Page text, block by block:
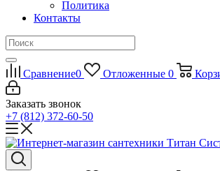
Политика
Контакты
Сравнение0 Отложенные 0
Заказать звонок
+7 (812) 372-60-50